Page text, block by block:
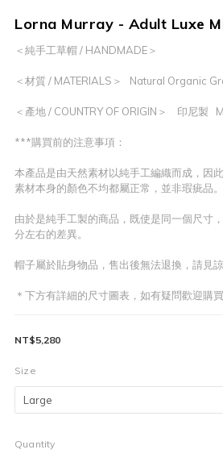
Lorna Murray - Adult Luxe
＜純手工草帽 / HANDMADE＞
＜材質 / MATERIALS＞   Natural Organic
＜產地 / COUNTRY OF ORIGIN＞    印尼製
***購買前的注意事項：
本產品是由天然素材以純手工編織而成，因
素材本身的顏色不均都屬正常，並非瑕疵品。
由於是純手工製的商品，既使是同一個尺寸
分左右的差異。
帽子屬於貼身物品，售出後無法退換，請見諒
＊下方有詳細的尺寸圖表，如有疑問歡迎購
NT$5,280
Size
Quantity